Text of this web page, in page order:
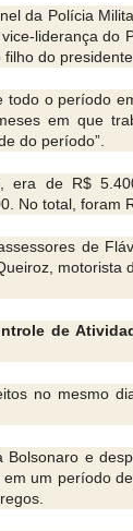
da Polícia
liderança do
do presidente
todo o período
em que
do período”.
era de R$
No total, foram
de
motorista
de
no mesmo
e
um período